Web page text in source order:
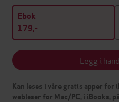
Ebok
179,-
Legg i
Kan leses i våre gratis apper for
webleser for Mac/PC, i iBooks,